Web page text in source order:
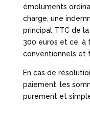
émoluments
charge, une
principal TTC de
300 euros et ce,
conventionnels et
En cas de
paiement, les
purement et